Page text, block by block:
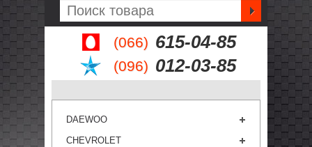
(066) 615-04-85
(096) 012-03-85
DAEWOO
CHEVROLET